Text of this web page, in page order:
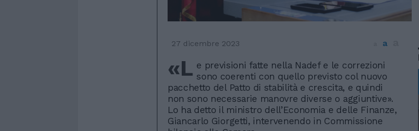
27 dicembre 2023 a
«L e previsioni fatte nella Nadef e le correzioni
sono coerenti con quello previsto col nuovo
pacchetto del Patto di stabilità e crescita, e quindi
non sono necessarie manovre diverse o aggiuntive».
Lo ha detto il ministro dell’Economia e delle Finanze,
Giancarlo Giorgetti, intervenendo in Commissione